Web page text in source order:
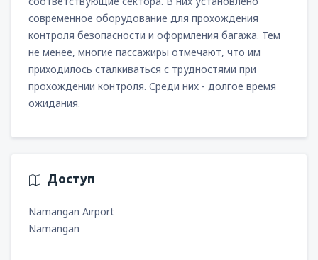
современное оборудование для прохождения
контроля безопасности и оформления багажа. Тем
не менее, многие пассажиры отмечают, что им
приходилось сталкиваться с трудностями при
прохождении контроля. Среди них - долгое время
ожидания.
Доступ
Namangan Airport
Namangan